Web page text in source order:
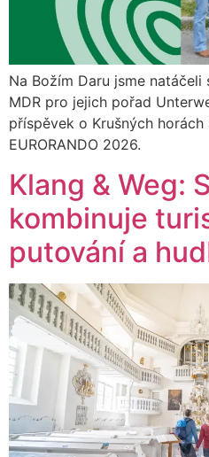
Na Božím Daru jsme
MDR pro jejich pořad
příspěvek o Krušných
EURORANDO 2026.
Klang & Weg:
kombinuje
putování a